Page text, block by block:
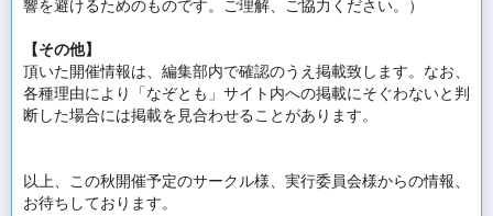
響を避けるためのものです。ご理解、ご協力ください。
）
【その他】
頂いた開催情報は、編集部内で確認のうえ掲載致します。なお、
各種理由により「なぞとも」 サイト内への掲載にそぐわないと判
断した場合には掲載を見合わせることがあります。
以上、この秋開催予定のサークル様、実行委員会様からの情報、
お待ちしております。